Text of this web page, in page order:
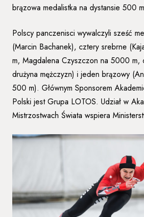
brązowa medalistka na dystansie 500
Polscy panczenisci wywalczyli sześć
(Marcin Bachanek), cztery srebrne
m, Magdalena Czyszczon na 5000 m,
drużyna mężczyzn) i jeden brązowy
500 m). Głównym Sponsorem
Polski jest Grupa LOTOS. Udział w
Mistrzostwach Świata wspiera